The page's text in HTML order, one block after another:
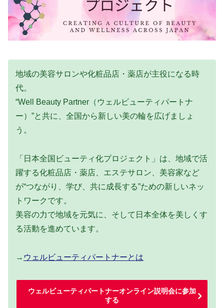
地域の美容サロンや化粧品店・薬店が主役になる時
代。
“Well Beauty Partner（ウェルビューティパートナ
ー）”と共に、全国から新しい美の輪を広げましょ
う。
「日本全国ビューティ化プロジェクト」は、地域で活
躍する化粧品店・薬店、エステサロン、美容家など
が“つながり、学び、共に成長する”ための新しいネッ
トワークです。
美容の力で地域を元気に、そして日本全体を美しくす
る活動を進めています。
→ ウェルビューティパートナーとは
ウェルビューティパートナーオンライン説明会に参加
する